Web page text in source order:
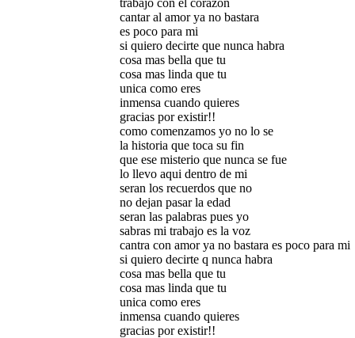
trabajo con el corazon
cantar al amor ya no bastara
es poco para mi
si quiero decirte que nunca habra
cosa mas bella que tu
cosa mas linda que tu
unica como eres
inmensa cuando quieres
gracias por existir!!
como comenzamos yo no lo se
la historia que toca su fin
que ese misterio que nunca se fue
lo llevo aqui dentro de mi
seran los recuerdos que no
no dejan pasar la edad
seran las palabras pues yo
sabras mi trabajo es la voz
cantra con amor ya no bastara es poco para mi
si quiero decirte q nunca habra
cosa mas bella que tu
cosa mas linda que tu
unica como eres
inmensa cuando quieres
gracias por existir!!